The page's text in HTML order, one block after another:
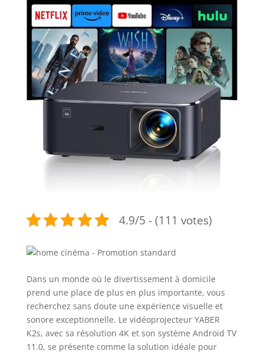
4.9/5 - (111 votes)
Dans un monde où le divertissement à domicile
prend une place de plus en plus importante, vous
recherchez sans doute une expérience visuelle et
sonore exceptionnelle. Le vidéoprojecteur YABER
K2s, avec sa résolution 4K et son système Android TV
11.0, se présente comme la solution idéale pour